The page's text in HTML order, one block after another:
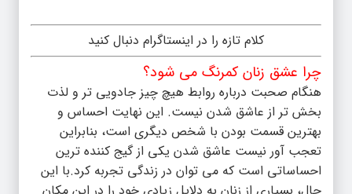
کلام تازه را در اینستاگرام دنبال کنید
چرا عشق زنان کمرنگ می شود؟
هنگام صحبت درباره روابط هیچ چیز جادویی تر و لذت
بخش تر از عاشق شدن نیست. این نهایت احساس و
بهترین قسمت بودن با شخص دیگری است، بنابراین
تعجب آور نیست عاشق شدن یکی از گیج کننده ترین
احساساتی است که می توان در زندگی تجربه کرد.با این